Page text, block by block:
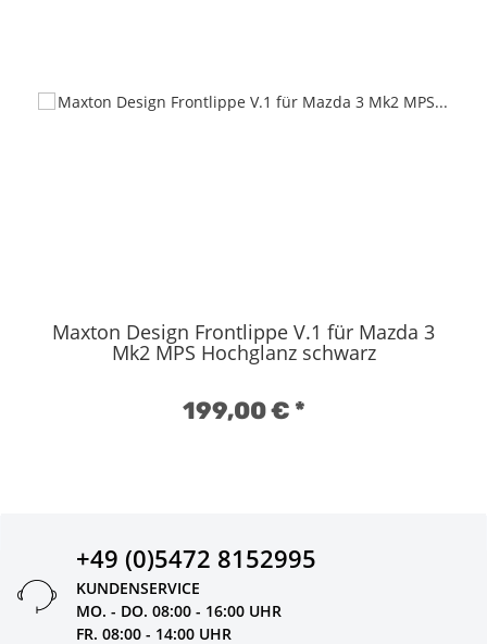
Maxton Design Frontlippe V.1 für Mazda 3
Mk2 MPS Hochglanz schwarz
199,00 €*
+49 (0)5472 8152995
KUNDENSERVICE
MO. - DO. 08:00 - 16:00 UHR
FR. 08:00 - 14:00 UHR